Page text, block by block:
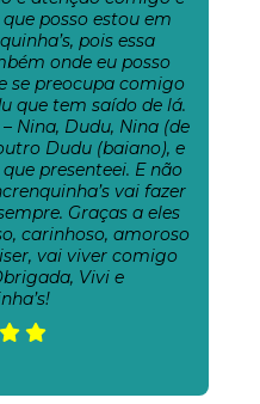
posso estou em
pois essa
onde eu posso
se preocupa comigo
que tem saído de lá.
Nina, Dudu, Nina (de
Dudu (baiano), e
presenteei. E não
vai fazer
Graças a eles
carinhoso, amoroso
vai viver comigo
Vivi e